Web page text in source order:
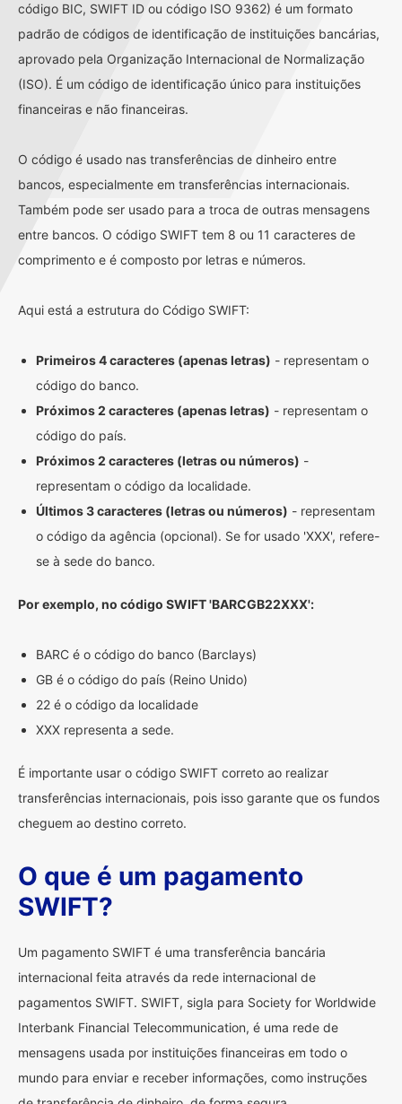
código BIC, SWIFT ID ou código ISO 9362) é um formato
padrão de códigos de identificação de instituições bancárias,
aprovado pela Organização Internacional de Normalização
(ISO). É um código de identificação único para instituições
financeiras e não financeiras.
O código é usado nas transferências de dinheiro entre
bancos, especialmente em transferências internacionais.
Também pode ser usado para a troca de outras mensagens
entre bancos. O código SWIFT tem 8 ou 11 caracteres de
comprimento e é composto por letras e números.
Aqui está a estrutura do Código SWIFT:
Primeiros 4 caracteres (apenas letras) - representam o
código do banco.
Próximos 2 caracteres (apenas letras) - representam o
código do país.
Próximos 2 caracteres (letras ou números) -
representam o código da localidade.
Últimos 3 caracteres (letras ou números) - representam
o código da agência (opcional). Se for usado 'XXX', refere-
se à sede do banco.
Por exemplo, no código SWIFT 'BARCGB22XXX':
BARC é o código do banco (Barclays)
GB é o código do país (Reino Unido)
22 é o código da localidade
XXX representa a sede.
É importante usar o código SWIFT correto ao realizar
transferências internacionais, pois isso garante que os fundos
cheguem ao destino correto.
O que é um pagamento
SWIFT?
Um pagamento SWIFT é uma transferência bancária
internacional feita através da rede internacional de
pagamentos SWIFT. SWIFT, sigla para Society for Worldwide
Interbank Financial Telecommunication, é uma rede de
mensagens usada por instituições financeiras em todo o
mundo para enviar e receber informações, como instruções